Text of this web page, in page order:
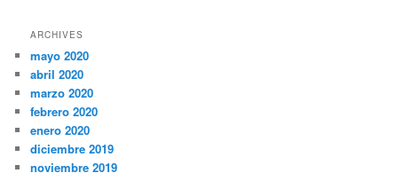
ARCHIVES
mayo 2020
abril 2020
marzo 2020
febrero 2020
enero 2020
diciembre 2019
noviembre 2019